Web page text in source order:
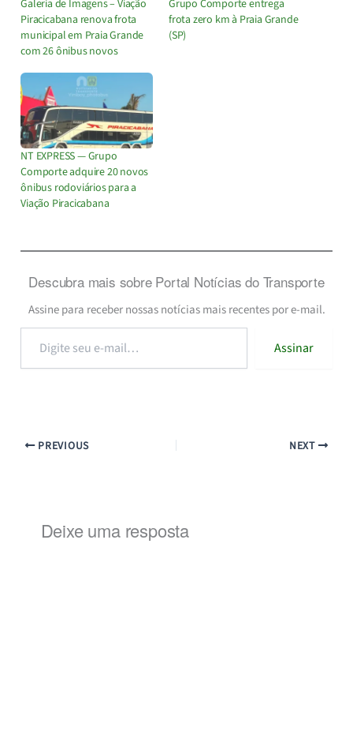
Galeria de Imagens – Viação
Piracicabana renova frota
municipal em Praia Grande
com 26 ônibus novos
Grupo Comporte entrega
frota zero km à Praia Grande
(SP)
NT EXPRESS — Grupo
Comporte adquire 20 novos
ônibus rodoviários para a
Viação Piracicabana
Descubra mais sobre Portal Notícias do Transporte
Assine para receber nossas notícias mais recentes por e-mail.
e-
Assinar
PREVIOUS NEXT
Deixe uma resposta